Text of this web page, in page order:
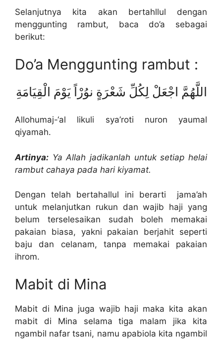
Selanjutnya kita akan bertahllul dengan
menggunting rambut, baca do’a sebagai
berikut:
Do’a Menggunting rambut :
اللَّهُمَّ اجْعَلْ لِكُلِّ شَعْرَةٍ نوُرْاً يَوْمَ الْقِيَامَةِ
Allohumaj-‘al likuli sya’roti nuron yaumal
qiyamah.
Artinya: Ya Allah jadikanlah untuk setiap helai
rambut cahaya pada hari kiyamat.
Dengan telah bertahallul ini berarti jama’ah
untuk melanjutkan rukun dan wajib haji yang
belum terselesaikan sudah boleh memakai
pakaian biasa, yakni pakaian berjahit seperti
baju dan celanam, tanpa memakai pakaian
ihrom.
Mabit di Mina
Mabit di Mina juga wajib haji maka kita akan
mabit di Mina selama tiga malam jika kita
ngambil nafar tsani, namu apabiola kita ngambil